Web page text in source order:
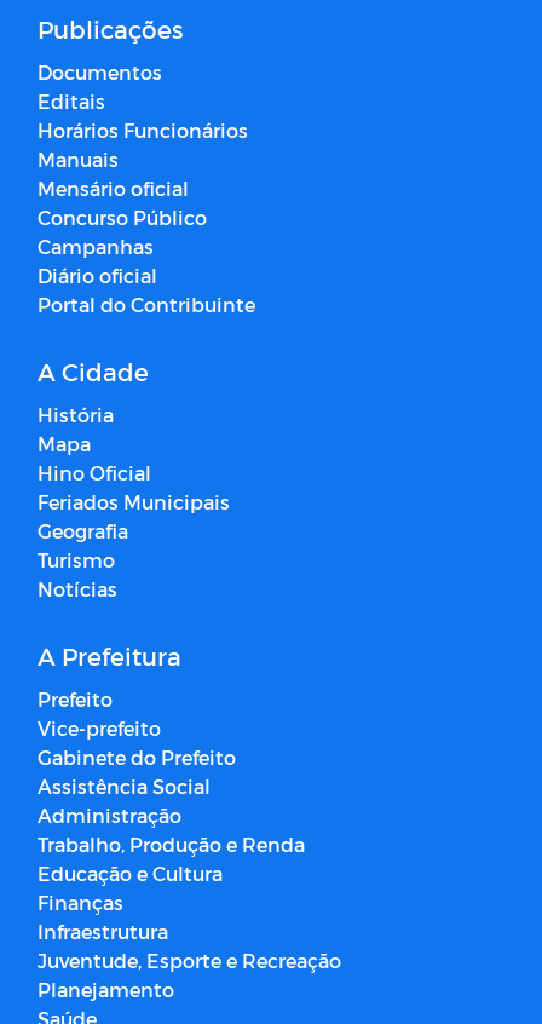
Publicações
Documentos
Editais
Horários Funcionários
Manuais
Mensário oficial
Concurso Público
Campanhas
Diário oficial
Portal do Contribuinte
A Cidade
História
Mapa
Hino Oficial
Feriados Municipais
Geografia
Turismo
Notícias
A Prefeitura
Prefeito
Vice-prefeito
Gabinete do Prefeito
Assistência Social
Administração
Trabalho, Produção e Renda
Educação e Cultura
Finanças
Infraestrutura
Juventude, Esporte e Recreação
Planejamento
Saúde